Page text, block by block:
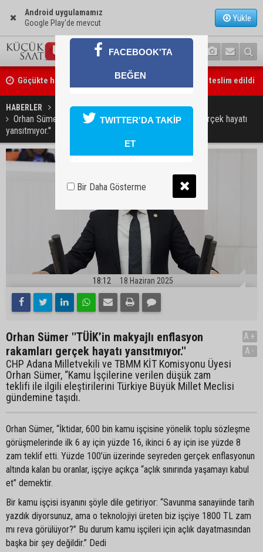
Android uygulamamız
Google Play'de mevcut
Yükle
Göçükte hayatını kaybeden işçinin cenazesi ailesine teslim edildi
HABERLER SİYASET
Orhan Sümer ''TÜİK’in makyajlı enflasyon rakamları gerçek hayatı
yansıtmıyor.''
18:12 18 Haziran 2025
Orhan Sümer ''TÜİK’in makyajlı enflasyon
rakamları gerçek hayatı yansıtmıyor.''
CHP Adana Milletvekili ve TBMM KİT Komisyonu Üyesi
Orhan Sümer, “Kamu İşçilerine verilen düşük zam
teklifi ile ilgili eleştirilerini Türkiye Büyük Millet Meclisi
gündemine taşıdı.
A+
A-
Orhan Sümer, “İktidar, 600 bin kamu işçisine yönelik toplu sözleşme
görüşmelerinde ilk 6 ay için yüzde 16, ikinci 6 ay için ise yüzde 8
zam teklif etti. Yüzde 100’ün üzerinde seyreden gerçek enflasyonun
altında kalan bu oranlar, işçiye açıkça “açlık sınırında yaşamayı kabul
et” demektir.
Bir kamu işçisi isyanını şöyle dile getiriyor: “Savunma sanayiinde tarih
yazdık diyorsunuz, ama o teknolojiyi üreten biz işçiye 1800 TL zam
mı reva görülüyor?” Bu durum kamu işçileri için açlık dayatmasından
başka bir şey değildir.” Dedi
FACEBOOK'TA
BEĞEN
TWITTER'DA TAKİP
ET
Bir Daha Gösterme